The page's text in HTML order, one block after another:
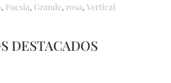
, Fucsia, Grande, rosa, Vertical
DESTACADOS